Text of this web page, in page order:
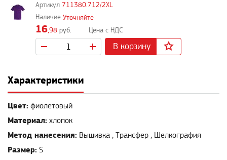
711380.712/2XL
Уточняйте
16,98 руб.
В корзину
Характеристики
Цвет: фиолетовый
Материал: хлопок
Метод нанесения: Вышивка , Трансфер , Шелкография
Размер: S